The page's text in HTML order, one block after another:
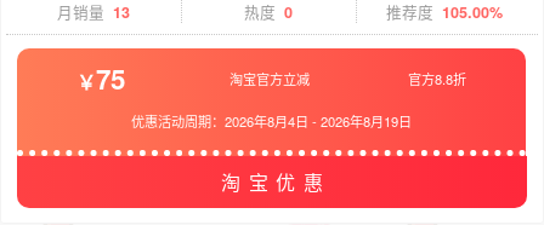
月销量 13 热度 0 推荐度 105.00%
75 淘宝官方立减 官方8.8折
优惠活动周期：2026年8月4日 -2026年8月19日
淘宝优惠